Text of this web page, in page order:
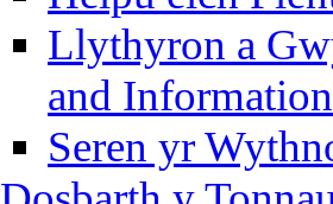
Llythyron a
and Information
Seren yr